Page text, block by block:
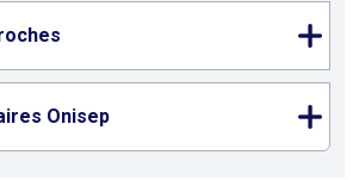
Onisep